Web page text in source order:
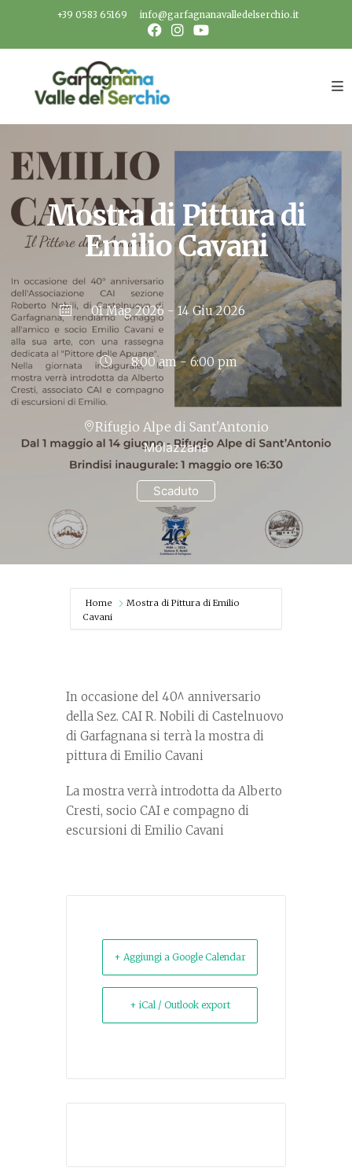
+39 0583 65169 info@garfagnanavalledelserchio.it
Mostra di Pittura di
Emilio Cavani
01 Mag 2026 - 14 Giu 2026
Scaduto
8:00 am - 6:00 pm
Rifugio Alpe di Sant'Antonio
Molazzana
Home
Mostra di Pittura di Emilio
Cavani
In occasione del 40^ anniversario
della Sez. CAI R. Nobili di Castelnuovo
di Garfagnana si terrà la mostra di
pittura di Emilio Cavani
La mostra verrà introdotta da Alberto
Cresti, socio CAI e compagno di
escursioni di Emilio Cavani
+ Aggiungi a Google Calendar
+ iCal / Outlook export